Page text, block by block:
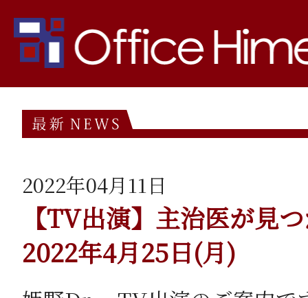
□お問い合わせの方はコチラ
2022年04月11日
【TV出演】主治医が
2022年4月25日(月)